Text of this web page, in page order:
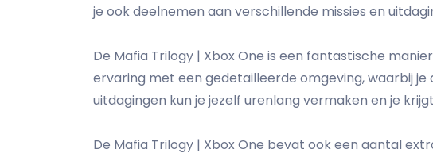
je ook deelnemen aan verschillende missies en
De Mafia Trilogy | Xbox One is een fantastische
ervaring met een gedetailleerde omgeving, waarbij
uitdagingen kun je jezelf urenlang vermaken en je
De Mafia Trilogy | Xbox One bevat ook een aantal